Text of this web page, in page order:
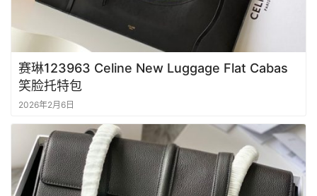
首
页
赛琳123963 Celine New Luggage Flat Cabas
笑脸托特包
2026年2月6日